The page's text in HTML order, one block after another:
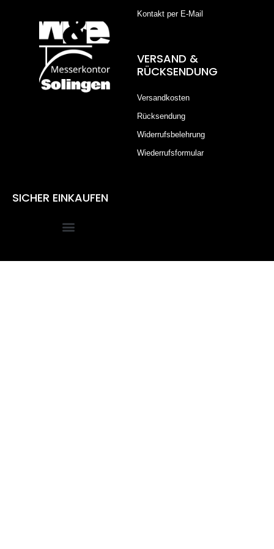
Kontakt per E-Mail
VERSAND &
RÜCKSENDUNG
Versandkosten
Rücksendung
Widerrufsbelehrung
Wiederrufsformular
SICHER EINKAUFEN